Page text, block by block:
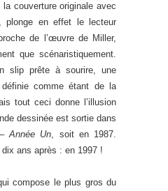
couverture originale avec
plonge en effet le lecteur
de l’œuvre de Miller,
que scénaristiquement.
slip prête à sourire, une
comme étant de la
tout ceci donne l’illusion
dessinée est sortie dans
Année Un, soit en 1987.
ans après : en 1997 !
compose le plus gros du